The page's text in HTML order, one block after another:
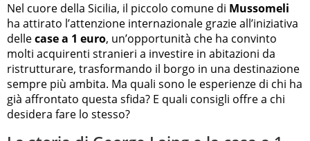
Nel cuore della Sicilia, il piccolo comune di Mussomeli
ha attirato l’attenzione internazionale grazie all’iniziativa
dellecase a 1 euro, un’opportunità che ha convinto
molti acquirenti stranieri a investire in abitazioni da
ristrutturare, trasformando il borgo in una destinazione
sempre più ambita. Ma quali sono le esperienze di chi ha
già affrontato questa sfida? E quali consigli offre a chi
desidera fare lo stesso?